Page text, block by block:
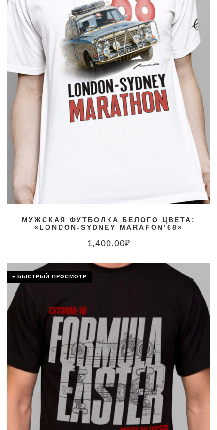
МУЖСКАЯ ФУТБОЛКА БЕЛОГО ЦВЕТА:
«LONDON-SYDNEY MARAFON’68»
1,400.00₽
+ БЫСТРЫЙ ПРОСМОТР